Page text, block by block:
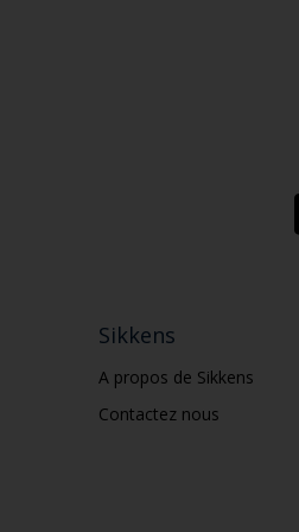
Sikkens
A propos de Sikkens
Contactez nous